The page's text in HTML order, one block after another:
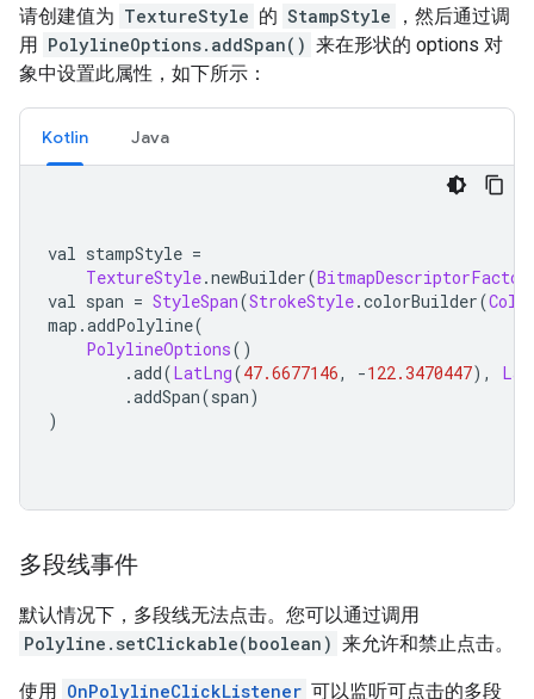
请创建值为 TextureStyle 的 StampStyle
，然后通过调
用 PolylineOptions.addSpan() 来在形状的 options 对
象中设置此属性，如下所示：
Kotlin Java
val stampStyle =
TextureStyle.newBuilder(
val span = StyleSpan(StrokeStyle.colorBuilder(
map .addPolyline(
PolylineOptions()
.add(LatLng(47.6677146, -122.3470447),
.addSpan(span)
)
多段线事件
默认情况下，多段线无法点击。您可以通过调用
Polyline.setClickable(boolean) 来允许和禁止点击。
使用 OnPolylineClickListener 可以监听可点击的多段